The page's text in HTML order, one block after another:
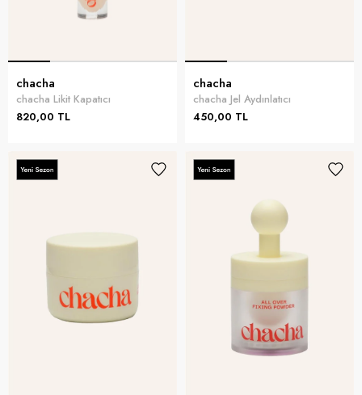
chacha
chacha Likit Kapatıcı
820,00 TL
chacha
chacha Jel Aydınlatıcı
450,00 TL